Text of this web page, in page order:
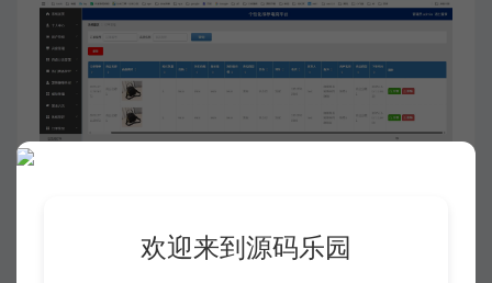
欢迎来到源码乐园